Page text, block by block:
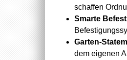
schaffen
Smarte
Garten-
dem eigenen